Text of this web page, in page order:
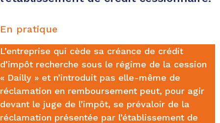
En pratique
L’entreprise qui cède sa créance de crédit
d’impôt recherche sous le régime de la cession
« Dailly » et n’introduit pas elle-même de
réclamation en remboursement peut, pour agir
devant le juge de l’impôt, se prévaloir de la
réclamation présentée par l’établissement de